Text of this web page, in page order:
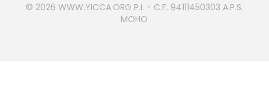
© 2026 WWW.YICCA.ORG P.I. - C.F. 94111450303 A.P.S.
MOHO